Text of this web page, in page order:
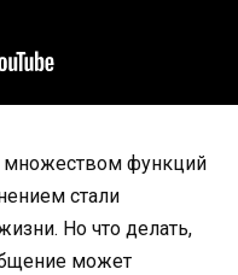
функций
стали
Но что делать,
может